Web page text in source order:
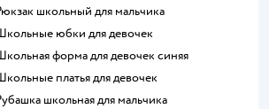
Рюкзак школьный для мальчика
Школьные юбки для девочек
Школьная форма для девочек синяя
Школьные платья для девочек
Рубашка школьная для мальчика